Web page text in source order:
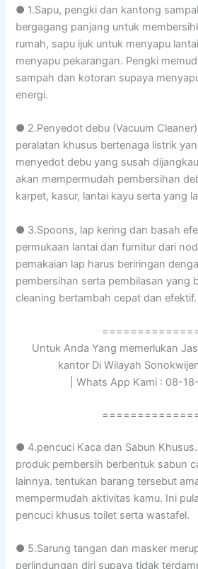
● 1.Sapu, pengki dan kantong
bergagang panjang untuk
rumah, sapu ijuk untuk menyapu
menyapu pekarangan. Pengki
sampah dan kotoran supaya
energi.
● 2.Penyedot debu (Vacuum
peralatan khusus bertenaga listrik
menyedot debu yang susah
akan mempermudah pembersihan
karpet, kasur, lantai kayu serta yang
● 3.Spoons, lap kering dan basah
permukaan lantai dan furnitur dari
pemakaian lap harus beriringan
pembersihan serta pembilasan yang
cleaning bertambah cepat dan efektif.
Untuk Anda Yang memerlukan
kantor Di Wilayah
| Whats App Kami : 08-
● 4.pencuci Kaca dan Sabun
produk pembersih berbentuk sabun
lainnya. tentukan barang tersebut
mempermudah aktivitas kamu. Ini
pencuci khusus toilet serta wastafel.
● 5.Sarung tangan dan masker
perlindungan diri supaya tidak